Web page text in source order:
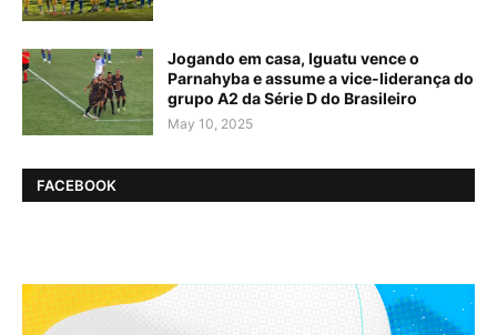
Jogando em casa, Iguatu vence o
Parnahyba e assume a vice-liderança do
grupo A2 da Série D do Brasileiro
May 10, 2025
FACEBOOK